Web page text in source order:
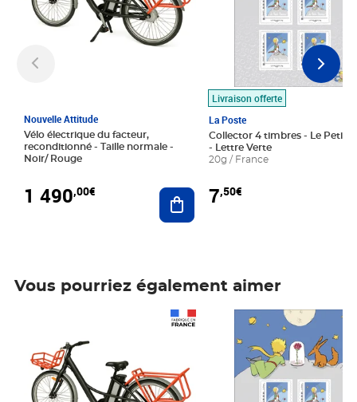
Nouvelle Attitude
Vélo électrique du facteur,
reconditionné - Taille normale -
Noir/ Rouge
1 490,00€ Ajouter au panier
Livraison offerte
La Poste
Collector 4 timbres - Le Petit
- Lettre Verte
20g / France
7,50€
Vous pourriez également aimer
Prix 7,50€